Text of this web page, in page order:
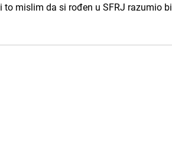
to mislim da si rođen u SFRJ razumio bi